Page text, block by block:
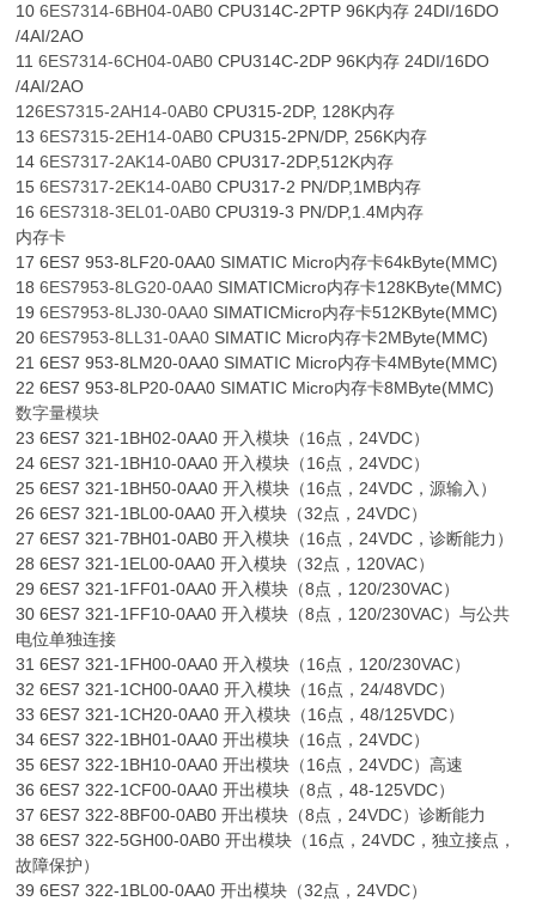
106ES7314-6BH04-0AB0 CPU314C-2PTP 96K内存 24DI/16DO
/4AI/2AO
116ES7314-6CH04-0AB0 CPU314C-2DP 96K内存 24DI/16DO
/4AI/2AO
126ES7315-2AH14-0AB0 CPU315-2DP, 128K内存
136ES7315-2EH14-0AB0 CPU315-2PN/DP, 256K内存
146ES7317-2AK14-0AB0 CPU317-2DP,512K内存
156ES7317-2EK14-0AB0 CPU317-2 PN/DP,1MB内存
166ES7318-3EL01-0AB0 CPU319-3 PN/DP,1.4M内存
内存卡
17 6ES7 953-8LF20-0AA0 SIMATIC Micro内存卡64kByte(MMC)
186ES7953-8LG20-0AA0 SIMATICMicro内存卡128KByte(MMC)
196ES7953-8LJ30-0AA0 SIMATICMicro内存卡512KByte(MMC)
206ES7953-8LL31-0AA0 SIMATIC Micro内存卡2MByte(MMC)
21 6ES7 953-8LM20-0AA0 SIMATIC Micro内存卡4MByte(MMC)
22 6ES7 953-8LP20-0AA0 SIMATIC Micro内存卡8MByte(MMC)
数字量模块
23 6ES7 321-1BH02-0AA0 开入模块（16点，24VDC）
24 6ES7 321-1BH10-0AA0 开入模块（16点，24VDC）
25 6ES7 321-1BH50-0AA0 开入模块（16点，24VDC，源输入）
26 6ES7 321-1BL00-0AA0 开入模块（32点，24VDC）
27 6ES7 321-7BH01-0AB0 开入模块（16点，24VDC，诊断能力）
28 6ES7 321-1EL00-0AA0 开入模块（32点，120VAC）
29 6ES7 321-1FF01-0AA0 开入模块（8点，120/230VAC）
30 6ES7 321-1FF10-0AA0 开入模块（8点，120/230VAC）与公共
电位单独连接
31 6ES7 321-1FH00-0AA0 开入模块（16点，120/230VAC）
32 6ES7 321-1CH00-0AA0 开入模块（16点，24/48VDC）
33 6ES7 321-1CH20-0AA0 开入模块（16点，48/125VDC）
34 6ES7 322-1BH01-0AA0 开出模块（16点，24VDC）
35 6ES7 322-1BH10-0AA0 开出模块（16点，24VDC）高速
36 6ES7 322-1CF00-0AA0 开出模块（8点，48-125VDC）
37 6ES7 322-8BF00-0AB0 开出模块（8点，24VDC）诊断能力
38 6ES7 322-5GH00-0AB0 开出模块（16点，24VDC，独立接点，
故障保护）
39 6ES7 322-1BL00-0AA0 开出模块（32点，24VDC）